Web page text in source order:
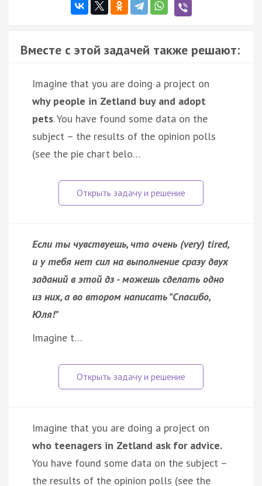
Вместе с этой задачей также решают:
Imagine that you are doing a project on
why people in Zetland buy and adopt
pets. You have found some data on the
subject – the results of the opinion polls
(see the pie chart belo…
Если ты чувствуешь, что очень (very) tired,
и у тебя нет сил на выполнение сразу двух
заданий в этой дз - можешь сделать одно
из них, а во втором написать "Спасибо,
Юля!"
Imagine t…
Imagine that you are doing a project on
who teenagers in Zetland ask for advice.
You have found some data on the subject –
the results of the opinion polls (see the